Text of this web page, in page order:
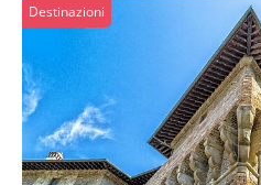
Destinazioni